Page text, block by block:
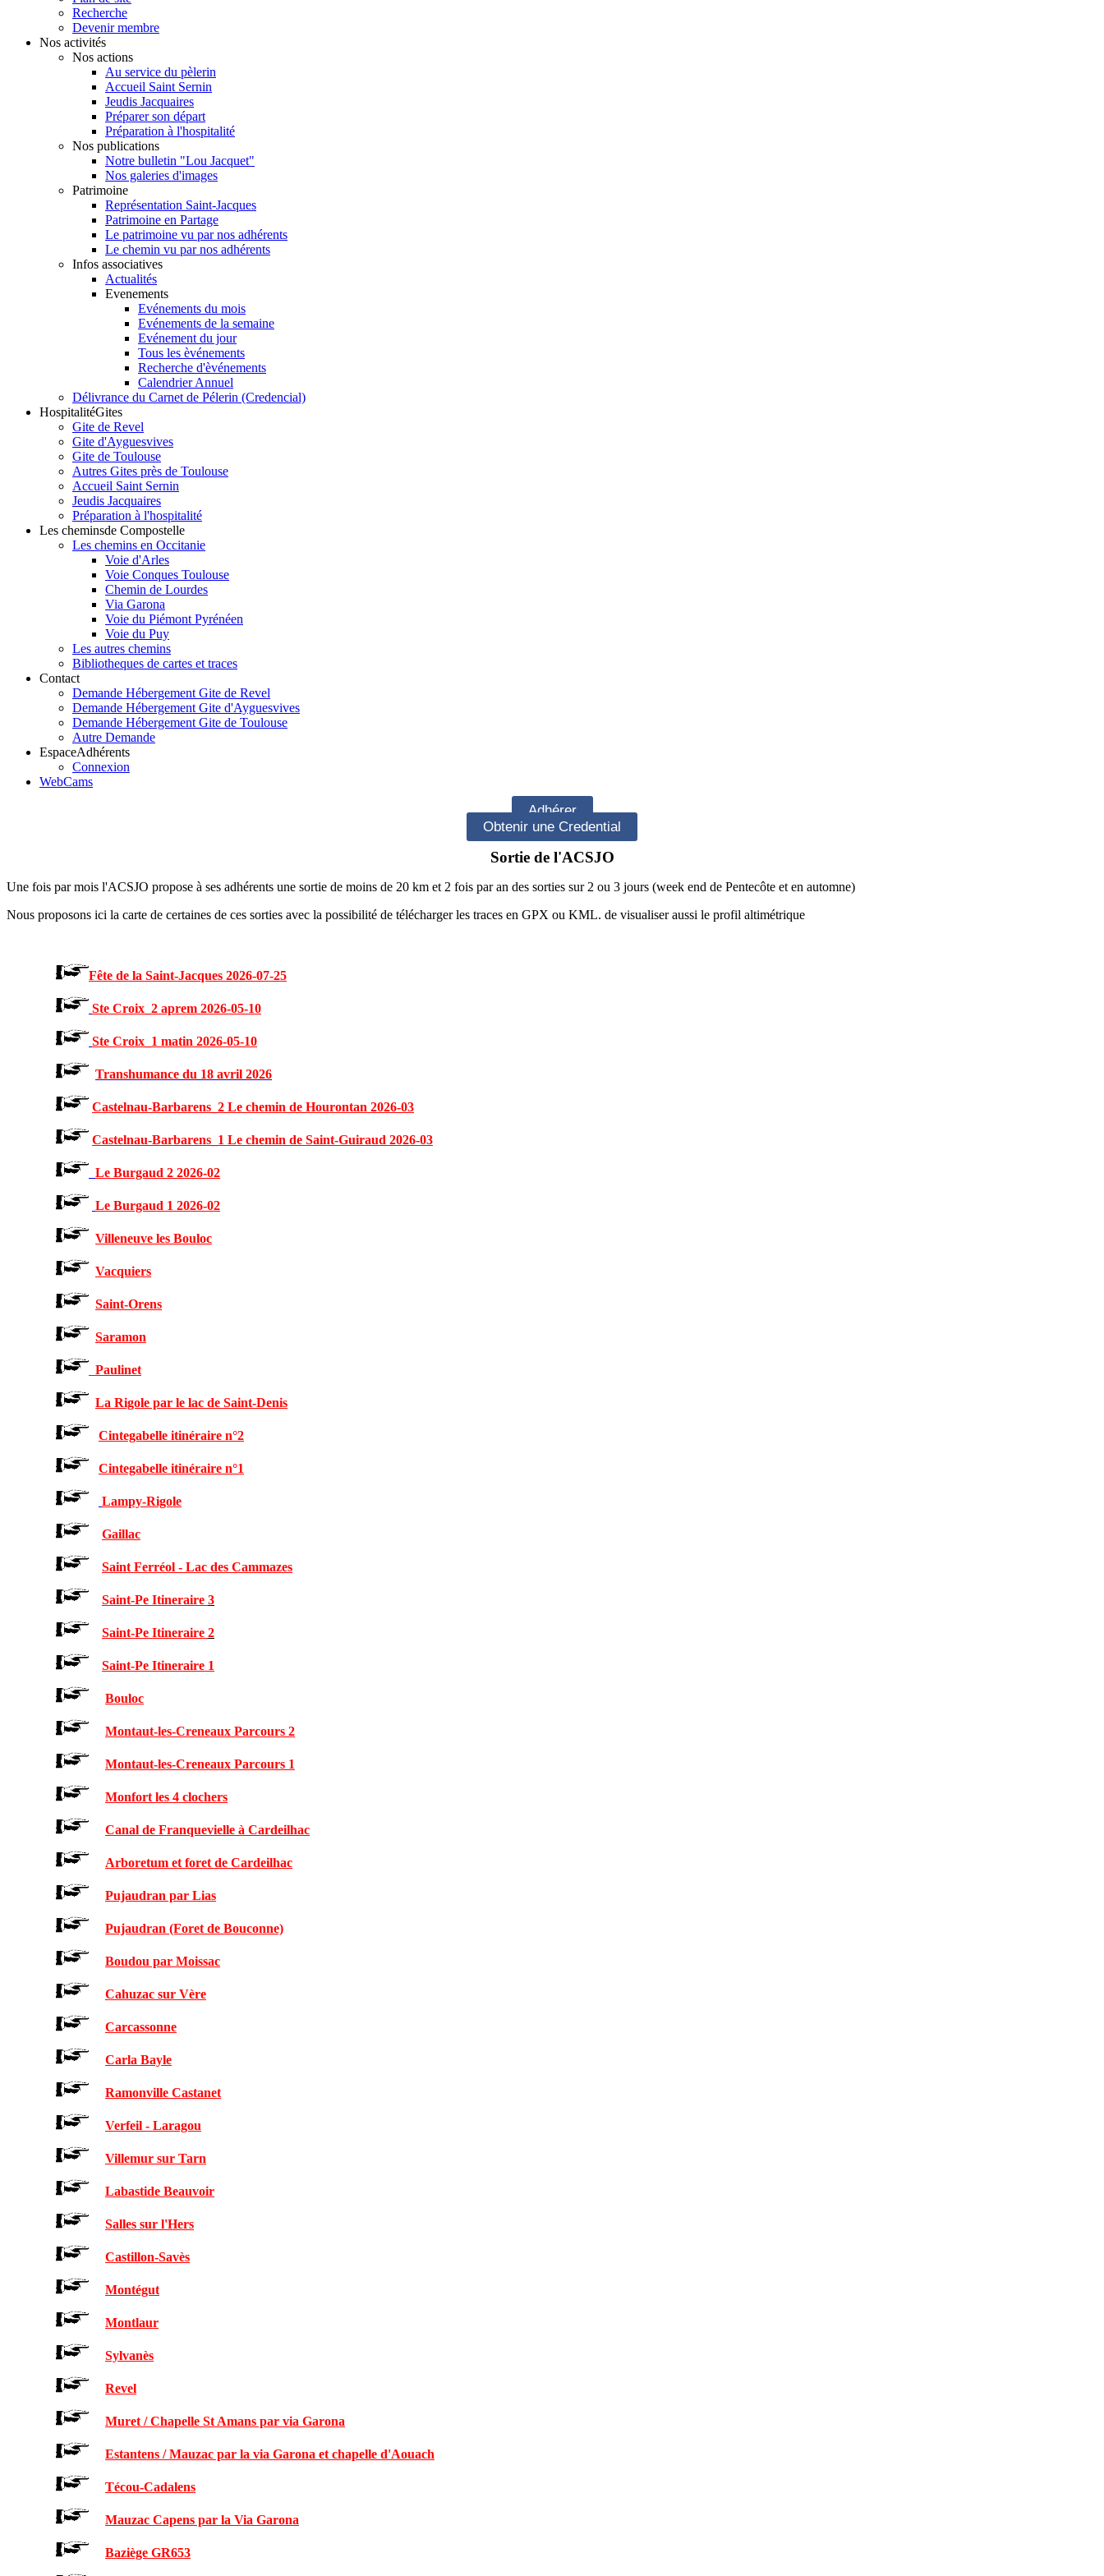
Recherche
Devenir membre
Nos activités
Nos actions
Au service du pèlerin
Accueil Saint Sernin
Jeudis Jacquaires
Préparer son départ
Préparation à l'hospitalité
Nos publications
Notre bulletin "Lou Jacquet"
Nos galeries d'images
Patrimoine
Représentation Saint-Jacques
Patrimoine en Partage
Le patrimoine vu par nos adhérents
Le chemin vu par nos adhérents
Infos associatives
Actualités
Evenements
Evénements du mois
Evénements de la semaine
Evénement du jour
Tous les èvénements
Recherche d'èvénements
Calendrier Annuel
Délivrance du Carnet de Pélerin (Credencial)
HospitalitéGites
Gite de Revel
Gite d'Ayguesvives
Gite de Toulouse
Autres Gites près de Toulouse
Accueil Saint Sernin
Jeudis Jacquaires
Préparation à l'hospitalité
Les cheminsde Compostelle
Les chemins en Occitanie
Voie d'Arles
Voie Conques Toulouse
Chemin de Lourdes
Via Garona
Voie du Piémont Pyrénéen
Voie du Puy
Les autres chemins
Bibliotheques de cartes et traces
Contact
Demande Hébergement Gite de Revel
Demande Hébergement Gite d'Ayguesvives
Demande Hébergement Gite de Toulouse
Autre Demande
EspaceAdhérents
Connexion
WebCams
Adhérer
Obtenir une Credential
Sortie de l'ACSJO
Une fois par mois l'ACSJO propose à ses adhérents une sortie de moins de 20 km et 2 fois par an des sorties sur 2 ou 3 jours (week end de Pentecôte et en automne)
Nous proposons ici la carte de certaines de ces sorties avec la possibilité de télécharger les traces en GPX ou KML. de visualiser aussi le profil altimétrique
Fête de la Saint-Jacques 2026-07-25
Ste Croix_2 aprem 2026-05-10
Ste Croix_1 matin 2026-05-10
Transhumance du 18 avril 2026
Castelnau-Barbarens_2 Le chemin de Hourontan 2026-03
Castelnau-Barbarens_1 Le chemin de Saint-Guiraud 2026-03
Le Burgaud 2 2026-02
Le Burgaud 1 2026-02
Villeneuve les Bouloc
Vacquiers
Saint-Orens
Saramon
Paulinet
La Rigole par le lac de Saint-Denis
Cintegabelle itinéraire n°2
Cintegabelle itinéraire n°1
Lampy-Rigole
Gaillac
Saint Ferréol - Lac des Cammazes
Saint-Pe Itineraire 3
Saint-Pe Itineraire 2
Saint-Pe Itineraire 1
Bouloc
Montaut-les-Creneaux Parcours 2
Montaut-les-Creneaux Parcours 1
Monfort les 4 clochers
Canal de Franquevielle à Cardeilhac
Arboretum et foret de Cardeilhac
Pujaudran par Lias
Pujaudran (Foret de Bouconne)
Boudou par Moissac
Cahuzac sur Vère
Carcassonne
Carla Bayle
Ramonville Castanet
Verfeil - Laragou
Villemur sur Tarn
Labastide Beauvoir
Salles sur l'Hers
Castillon-Savès
Montégut
Montlaur
Sylvanès
Revel
Muret / Chapelle St Amans par via Garona
Estantens / Mauzac par la via Garona et chapelle d'Aouach
Técou-Cadalens
Mauzac Capens par la Via Garona
Baziège GR653